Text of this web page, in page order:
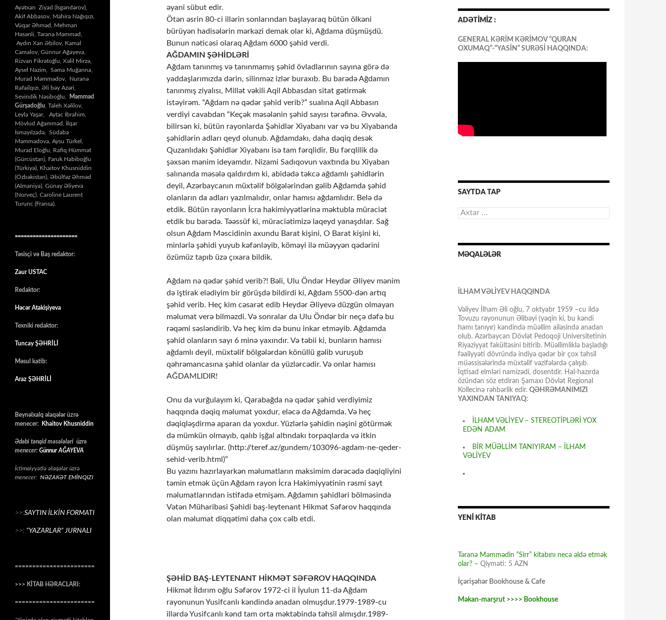
əyani sübut edir.
Ötən əsrin 80-ci illərin sonlarından başlayaraq bütün ölkəni
bürüyən hadisələrin mərkəzi demak olar ki, Ağdama düşmüşdü.
Bunun nəticəsi olaraq Ağdam 6000 şəhid verdi.
AĞDAMIN ŞƏHİDLƏRİ
Ağdam tanınmış və tanınmamış şəhid övladlarının sayına görə də
yaddaşlarımızda dərin, silinməz izlər buraxıb. Bu barədə Ağdamın
tanınmış ziyalısı, Millət vəkili Aqil Abbasdan sitat gətirmək
istəyirəm. “Ağdam nə qədər şəhid verib?” sualına Aqil Abbasın
verdiyi cavabdan “Keçək məsələnin şəhid sayısı tərəfinə. Əvvəla,
bilirsən ki, bütün rayonlarda Şəhidlər Xiyabanı var və bu Xiyabanda
şəhidlərin adları qeyd olunub. Ağdamdakı, daha dəqiq desək
Quzanlıdakı Şəhidlər Xiyabanı isə tam fərqlidir. Bu fərqlilik də
şəxsən mənim ideyamdır. Nizami Sadıqovun vaxtında bu Xiyaban
salınanda məsələ qaldırdım ki, abidədə təkcə ağdamlı şəhidlərin
deyil, Azərbaycanın müxtəlif bölgələrindən gəlib Ağdamda şəhid
olanların da adları yazılmalıdır, onlar hamısı ağdamlıdır. Belə də
etdik. Bütün rayonların İcra hakimiyyətlərinə məktubla müraciət
etdik bu barədə. Təəssüf ki, müraciətimizə laqeyd yanaşdılar. Sağ
olsun Ağdam Məscidinin axundu Barat kişini, O Barat kişini ki,
minlərlə şəhidi yuyub kəfənləyib, köməyi ilə müəyyən qədərini
özümüz tapıb üzə çıxara bildik.
Ağdam nə qədər şəhid verib?! Bəli, Ulu Öndər Heydər Əliyev mənim
də iştirak elədiyim bir görüşdə bildirdi ki, Ağdam 5500-dən artıq
şəhid verib. Heç kim cəsarət edib Heydər Əliyevə düzgün olmayan
məlumat verə bilməzdi. Və sonralar da Ulu Öndər bir neçə dəfə bu
rəqəmi səsləndirib. Və heç kim də bunu inkar etməyib. Ağdamda
şəhid olanların sayı 6 minə yaxındır. Və təbii ki, bunların hamısı
ağdamlı deyil, müxtəlif bölgələrdən könüllü gəlib vuruşub
qəhrəmancasına şəhid olanlar da yüzlərcədir. Və onlar hamısı
AĞDAMLIDIR!
Onu da vurğulayım ki, Qarabağda nə qədər şəhid verdiyimiz
haqqında dəqiq məlumat yoxdur, eləcə də Ağdamda. Və heç
dəqiqləşdirmə aparan da yoxdur. Yüzlərlə şəhidin nəşini götürmək
də mümkün olmayıb, qalıb işğal altındakı torpaqlarda və itkin
düşmüş sayılırlar. (http://teref.az/gundem/103096-agdam-ne-qeder-
sehid-verib.html)”
Bu yazını hazırlayarkən məlumatların maksimim dərəcədə dəqiqliyini
təmin etmək üçün Ağdam rayon İcra Hakimiyyətinin rəsmi sayt
məlumatlarından istifadə etmişəm. Ağdamın şəhidləri bölməsində
Vətən Müharibəsi Şəhidi baş-leytenant Hikmət Səfərov haqqında
olan məlumat diqqətimi daha çox cəlb etdi.
ŞƏHİD BAŞ-LEYTENANT HİKMƏT SƏFƏROV HAQQINDA
Hikmət İldırım oğlu Səfərov 1972-ci il İyulun 11-də Ağdam
rayonunun Yusifcanlı kəndində anadan olmuşdur.1979-1989-cu
illərdə Yusifcanlı kənd tam orta məktəbində təhsil almışdır.1989-
ADƏTİMİZ :
GENERAL KƏRİM KƏRİMOV “QURAN
OXUMAQ”-“YASİN” SURƏSİ HAQQINDA:
SAYTDA TAP
Axtarış:
MƏQALƏLƏR
İLHAM VƏLİYEV HAQQINDA
Vəliyev İlham Əli oğlu, 7 oktyabr 1959 –cu ildə
Tovuzu rayonunun Əlibəyi (yəqin ki, bu kəndi
hamı tanıyır) kəndində müəllim ailəsində anadan
olub. Azərbaycan Dövlət Pedoqoji Universitetinin
Riyaziyyat fakültəsini bitirib. Müəllimliklə başladığı
fəaliyyəti dövründə indiyə qədər bir çox təhsil
müəssisələrində müxtəlif vəzifələrdə çalışıb.
İqtisad elmləri namizədi, dosentdir. Hal-hazırda
özündən söz etdirən Şamaxı Dövlət Regional
Kollecinə rəhbərlik edir. QƏHRƏMANIMIZI
YAXINDAN TANIYAQ:
İLHAM VƏLİYEV – STEREOTİPLƏRİ YOX
EDƏN ADAM
BİR MÜƏLLİM TANIYIRAM – İLHAM
VƏLİYEV
YENİ KİTAB
Təranə Məmmədin “Sirr” kitabını necə əldə etmək
olar? – Qiyməti: 5 AZN
İçərişəhər Bookhouse & Cafe
Məkan-marşrut >>>> Bookhouse
Ayətxan Ziyad (İsgəndərov),
Akif Abbasov, Mahirə Nağıqızı,
Vüqar Əhməd, Mehman
Həsənli, Təranə Məmməd,
Aydın Xan Əbilov, Kamal
Camalov, Günnur Ağayeva,
Rizvan Fikrətoğlu, Xəlil Mirzə,
Aysel Nazim, Səma Muğanna,
Murad Məmmədov, Nuranə
Rafailqızı, Əli bəy Azəri,
Sevindik Nəsiboğlu,
Məmməd
Gürşadoğlu , Taleh Xəlilov,
Leyla Yaşar, Aytac İbrahim,
Mövlud Ağamməd, İlqar
İsmayılzadə, Südabə
Məmmədova, Aysu Türkel,
Murad Eloğlu, Rafiq Hümmət
(Gürcüstan), Faruk Habiboğlu
(Türkiyə), Khaitov Khusniddin
(Özbəkistan), Əbülfəz Əhməd
(Almaniya), Günay Əliyeva
(Norveç). Caroline Laurent
Turunc (Fransa).
=====================
Təsisçi və Baş redaktor:
Zaur USTAC
Redaktor:
Həcər Atakişiyeva
Texniki redaktor:
Tuncay ŞƏHRİLİ
Məsul katib:
Araz ŞƏHRİLİ
Beynəlxalq əlaqələr üzrə
menecer:
Khaitov Khusniddin
Ədəbi tənqid məsələləri üzrə
menecer: Günnur AĞAYEVA
İctimaiyyətlə əlaqələr üzrə
menecer: NƏZAKƏT EMİNQIZI
>>:SAYTIN İLKİN FORMATI
>>: “YAZARLAR” JURNALI
=======================
>>> KİTAB HƏRACLARI:
=======================